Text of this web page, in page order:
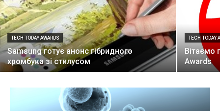
TECH TODAY AWARDS
Samsung готує анонс гібридного
хромбука зi стилусом
TECH TODAY
Вітаємо
Awards